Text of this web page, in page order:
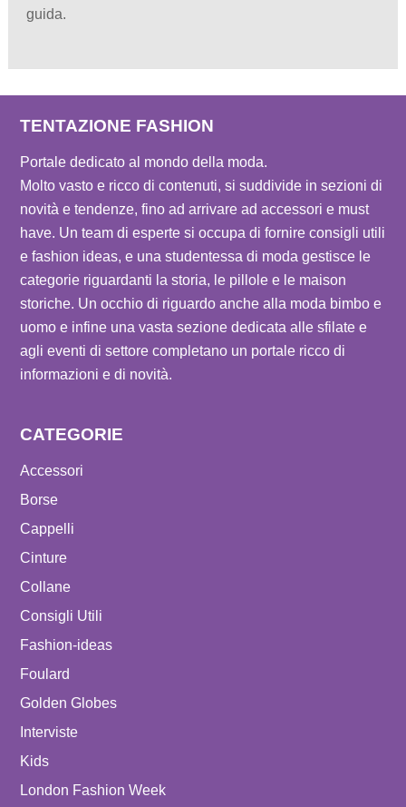
guida.
TENTAZIONE FASHION
Portale dedicato al mondo della moda.
Molto vasto e ricco di contenuti, si suddivide in sezioni di
novità e tendenze, fino ad arrivare ad accessori e must
have. Un team di esperte si occupa di fornire consigli utili
e fashion ideas, e una studentessa di moda gestisce le
categorie riguardanti la storia, le pillole e le maison
storiche. Un occhio di riguardo anche alla moda bimbo e
uomo e infine una vasta sezione dedicata alle sfilate e
agli eventi di settore completano un portale ricco di
informazioni e di novità.
CATEGORIE
Accessori
Borse
Cappelli
Cinture
Collane
Consigli Utili
Fashion-ideas
Foulard
Golden Globes
Interviste
Kids
London Fashion Week